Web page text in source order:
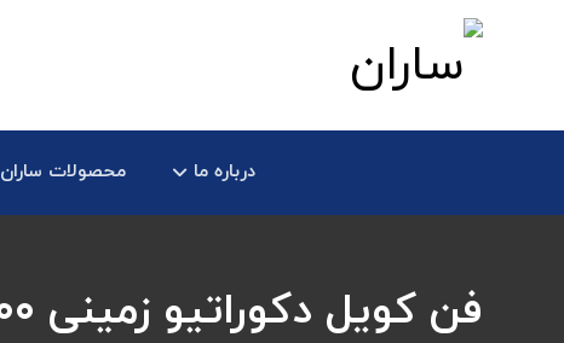
درباره ما محصولات ساران
فن کویل دکوراتیو زمینی ۴۰۰